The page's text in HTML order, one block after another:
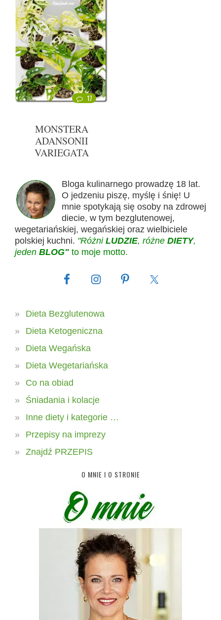
17
MONSTERA
ADANSONII
VARIEGATA
Bloga kulinarnego prowadzę 18 lat.
O jedzeniu piszę, myślę i śnię! U
mnie spotykają się osoby na zdrowej
diecie, w tym bezglutenowej,
wegetariańskiej, wegańskiej oraz wielbiciele
polskiej kuchni. "Różni LUDZIE, różne DIETY,
jeden BLOG" to moje motto.
Dieta Bezglutenowa
Dieta Ketogeniczna
Dieta Wegańska
Dieta Wegetariańska
Co na obiad
Śniadania i kolacje
Inne diety i kategorie …
Przepisy na imprezy
Znajdź PRZEPIS
O MNIE I O STRONIE